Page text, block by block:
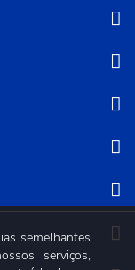
semelhantes
serviços,